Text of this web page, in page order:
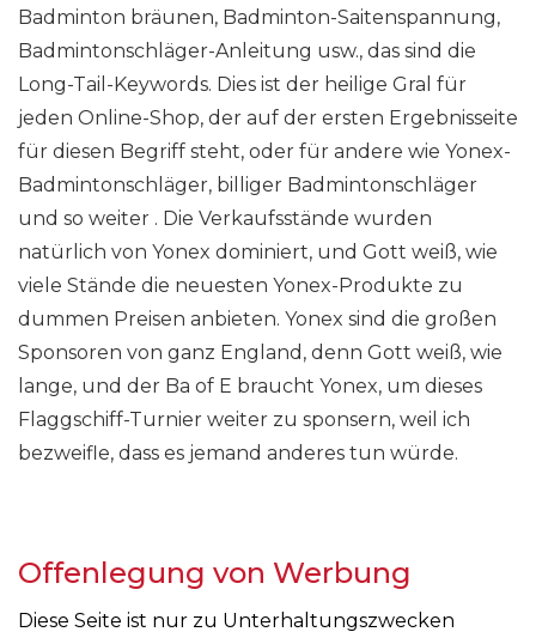
Badminton bräunen, Badminton-Saitenspannung,
Badmintonschläger-Anleitung usw., das sind die
Long-Tail-Keywords. Dies ist der heilige Gral für
jeden Online-Shop, der auf der ersten Ergebnisseite
für diesen Begriff steht, oder für andere wie Yonex-
Badmintonschläger, billiger Badmintonschläger
und so weiter . Die Verkaufsstände wurden
natürlich von Yonex dominiert, und Gott weiß, wie
viele Stände die neuesten Yonex-Produkte zu
dummen Preisen anbieten. Yonex sind die großen
Sponsoren von ganz England, denn Gott weiß, wie
lange, und der Ba of E braucht Yonex, um dieses
Flaggschiff-Turnier weiter zu sponsern, weil ich
bezweifle, dass es jemand anderes tun würde.
Offenlegung von Werbung
Diese Seite ist nur zu Unterhaltungszwecken